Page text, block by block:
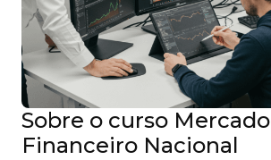
Sobre o curso Mercado
Financeiro Nacional